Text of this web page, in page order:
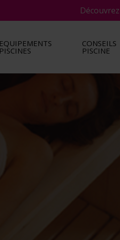
EQUIPEMENTS
PISCINES
CONSEILS
PISCINE